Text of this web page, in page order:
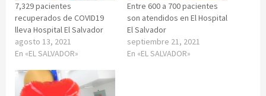
7,329 pacientes
recuperados de COVID19
lleva Hospital El Salvador
agosto 13, 2021
En «EL SALVADOR»
Entre 600 a 700 pacientes
son atendidos en El Hospital
El Salvador
septiembre 21, 2021
En «EL SALVADOR»